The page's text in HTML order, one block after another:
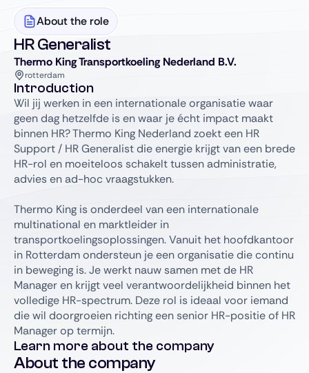
About the role
HR Generalist
Thermo King Transportkoeling Nederland B.V.
rotterdam
Introduction
Wil jij werken in een internationale organisatie waar
geen dag hetzelfde is en waar je écht impact maakt
binnen HR? Thermo King Nederland zoekt een HR
Support / HR Generalist die energie krijgt van een brede
HR-rol en moeiteloos schakelt tussen administratie,
advies en ad-hoc vraagstukken.
Thermo King is onderdeel van een internationale
multinational en marktleider in
transportkoelingsoplossingen. Vanuit het hoofdkantoor
in Rotterdam ondersteun je een organisatie die continu
in beweging is. Je werkt nauw samen met de HR
Manager en krijgt veel verantwoordelijkheid binnen het
volledige HR-spectrum. Deze rol is ideaal voor iemand
die wil doorgroeien richting een senior HR-positie of HR
Manager op termijn.
Learn more about the company
About the company